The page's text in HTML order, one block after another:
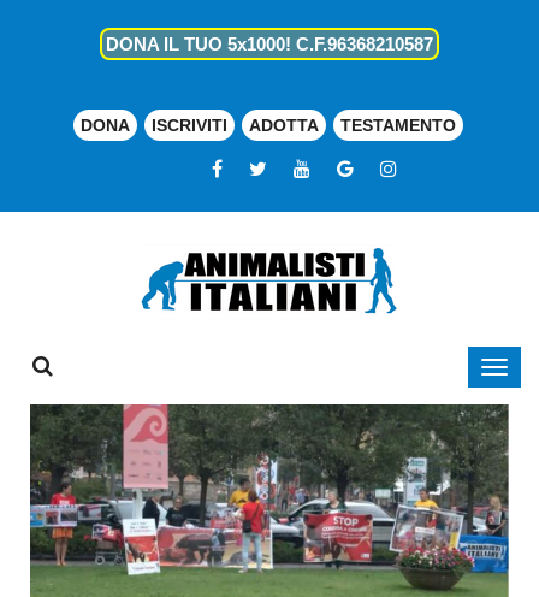
DONA IL TUO 5x1000! C.F.96368210587
DONA ISCRIVITI ADOTTA TESTAMENTO